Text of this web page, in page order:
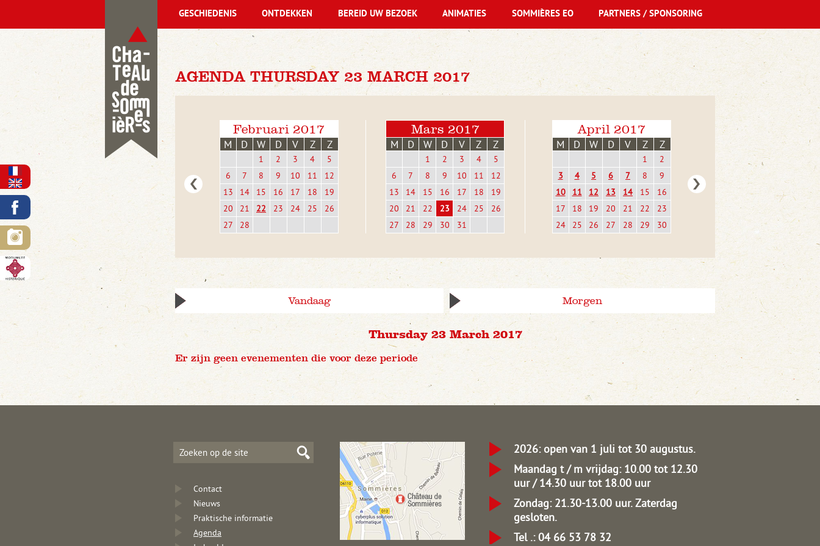
AGENDA THURSDAY 23 MARCH 2017
Februari 2017
M D W D V Z Z
1 2 3 4
5
6
7 8 9 10 11
12
13
14 15 16 17 18
19
20
21 22 23 24 25
26
27
28
Mars 2017
M D W D V Z Z
1 2 3 4
5
6
7 8 9 10 11
12
13
14 15 16 17 18
19
20
21 22 23 24 25
26
27
28 29 30 31
April 2017
M D W D V Z Z
1
2
3
4 5 6 7 8
9
10
11 12 13 14 15
16
17
18 19 20 21 22
23
24
25 26 27 28 29 30
Vandaag Morgen
Thursday 23 March 2017
Er zijn geen evenementen die voor deze periode
GESCHIEDENIS ONTDEKKEN BEREID UW BEZOEK ANIMATIES SOMMIÈRES EO PARTNERS / SPONSORING
Contact
Nieuws
Praktische informatie
Agenda
2026: open van 1 juli tot 30 augustus.
Maandag t / m vrijdag: 10.00 tot 12.30
uur / 14.30 uur tot 18.00 uur
Zondag: 21.30-13.00 uur.Zaterdag
gesloten.
Tel .: 04 66 53 78 32